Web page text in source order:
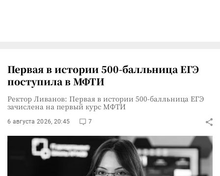
Первая в истории 500-балльница ЕГЭ
поступила в МФТИ
Ректор Ливанов: Первая в истории 500-балльница ЕГЭ
зачислена на первый курс МФТИ
6 августа 2026, 20:45 7